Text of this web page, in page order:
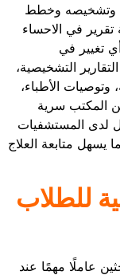
وتشخيصه وخطط
في الاحساء
تغيير في
التشخيصية،
وتوصيات الأطباء،
المكتب سرية
لدى المستشفيات
يسهل متابعة العلاج
للطلاب
عاملًا مهمًا عند